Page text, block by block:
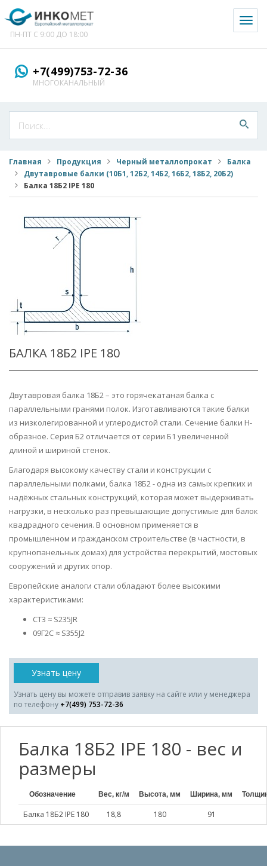
ПН-ПТ С 9:00 ДО 18:00
+7(499)753-72-36
МНОГОКАНАЛЬНЫЙ
Главная Продукция Черный металлопрокат
Балка
Двутавровые балки (10Б1, 12Б2, 14Б2, 16Б2, 18Б2, 20Б2)
Балка 18Б2 IPE 180
БАЛКА 18Б2 IPE 180
Двутавровая балка 18Б2 – это горячекатаная балка с
параллельными гранями полок. Изготавливаются такие балки
из низколегированной и углеродистой стали. Сечение балки H-
образное. Серия Б2 отличается от серии Б1 увеличенной
длиной и шириной стенок.
Благодаря высокому качеству стали и конструкции с
параллельными полками, балка 18Б2 - одна из самых крепких и
надёжных стальных конструкций, которая может выдерживать
нагрузки, в несколько раз превышающие допустимые для балок
квадрадного сечения. В основном применяется в
промышленном и гражданском строительстве (в частности, в
крупнопанельных домах) для устройства перекрытий, мостовых
сооружений и других опор.
Европейские аналоги стали обладают более высокими
характеристиками:
СТ3 ≈ S235JR
09Г2С ≈ S355J2
Узнать цену
Узнать цену вы можете отправив заявку на сайте или у менеджера
по телефону +7(499) 753-72-36
Балка 18Б2 IPE 180 - вес и
размеры
Обозначение Вес, кг/м Высота, мм Ширина, мм
Балка 18Б2 IPE 180 18,8 180 91